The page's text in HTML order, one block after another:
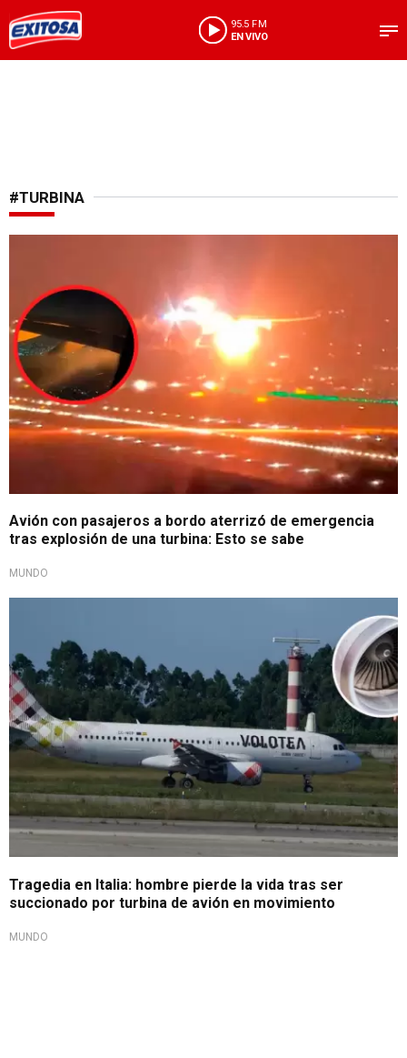
95.5 FM
EN VIVO
#TURBINA
Avión con pasajeros a bordo aterrizó de emergencia
tras explosión de una turbina: Esto se sabe
MUNDO
Tragedia en Italia: hombre pierde la vida tras ser
succionado por turbina de avión en movimiento
MUNDO